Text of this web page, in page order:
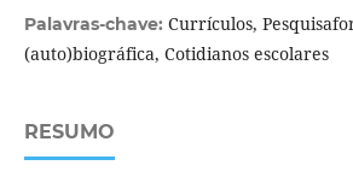
Palavras-chave: Currículos,
(auto)biográfica, Cotidianos escolares
RESUMO